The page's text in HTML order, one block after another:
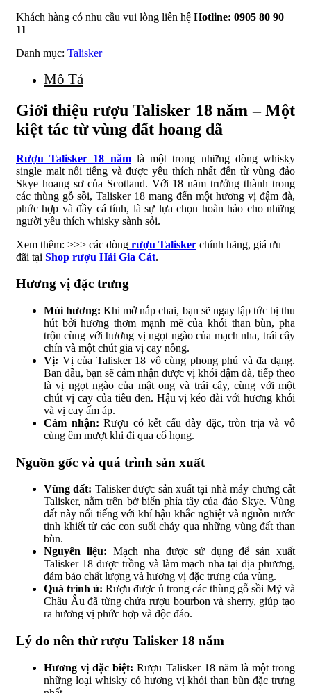
Khách hàng có nhu cầu vui lòng liên hệ Hotline: 0905 80 90
11
Danh mục: Talisker
Mô Tả
Giới thiệu rượu Talisker 18 năm – Một
kiệt tác từ vùng đất hoang dã
Rượu Talisker 18 nămlà một trong những dòng whisky
single malt nổi tiếng và được yêu thích nhất đến từ vùng đảo
Skye hoang sơ của Scotland. Với 18 năm trưởng thành trong
các thùng gỗ sồi, Talisker 18 mang đến một hương vị đậm đà,
phức hợp và đầy cá tính, là sự lựa chọn hoàn hảo cho những
người yêu thích whisky sành sỏi.
Xem thêm: >>> các dòng rượu Talisker chính hãng, giá ưu
đãi tại Shop rượu Hải Gia Cát.
Hương vị đặc trưng
Mùi hương: Khi mở nắp chai, bạn sẽ ngay lập tức bị thu
hút bởi hương thơm mạnh mẽ của khói than bùn, pha
trộn cùng với hương vị ngọt ngào của mạch nha, trái cây
chín và một chút gia vị cay nồng.
Vị: Vị của Talisker 18 vô cùng phong phú và đa dạng.
Ban đầu, bạn sẽ cảm nhận được vị khói đậm đà, tiếp theo
là vị ngọt ngào của mật ong và trái cây, cùng với một
chút vị cay của tiêu đen. Hậu vị kéo dài với hương khói
và vị cay ấm áp.
Cảm nhận: Rượu có kết cấu dày đặc, tròn trịa và vô
cùng êm mượt khi đi qua cổ họng.
Nguồn gốc và quá trình sản xuất
Vùng đất: Talisker được sản xuất tại nhà máy chưng cất
Talisker, nằm trên bờ biển phía tây của đảo Skye. Vùng
đất này nổi tiếng với khí hậu khắc nghiệt và nguồn nước
tinh khiết từ các con suối chảy qua những vùng đất than
bùn.
Nguyên liệu: Mạch nha được sử dụng để sản xuất
Talisker 18 được trồng và làm mạch nha tại địa phương,
đảm bảo chất lượng và hương vị đặc trưng của vùng.
Quá trình ủ: Rượu được ủ trong các thùng gỗ sồi Mỹ và
Châu Âu đã từng chứa rượu bourbon và sherry, giúp tạo
ra hương vị phức hợp và độc đáo.
Lý do nên thử rượu Talisker 18 năm
Hương vị đặc biệt: Rượu Talisker 18 năm là một trong
những loại whisky có hương vị khói than bùn đặc trưng